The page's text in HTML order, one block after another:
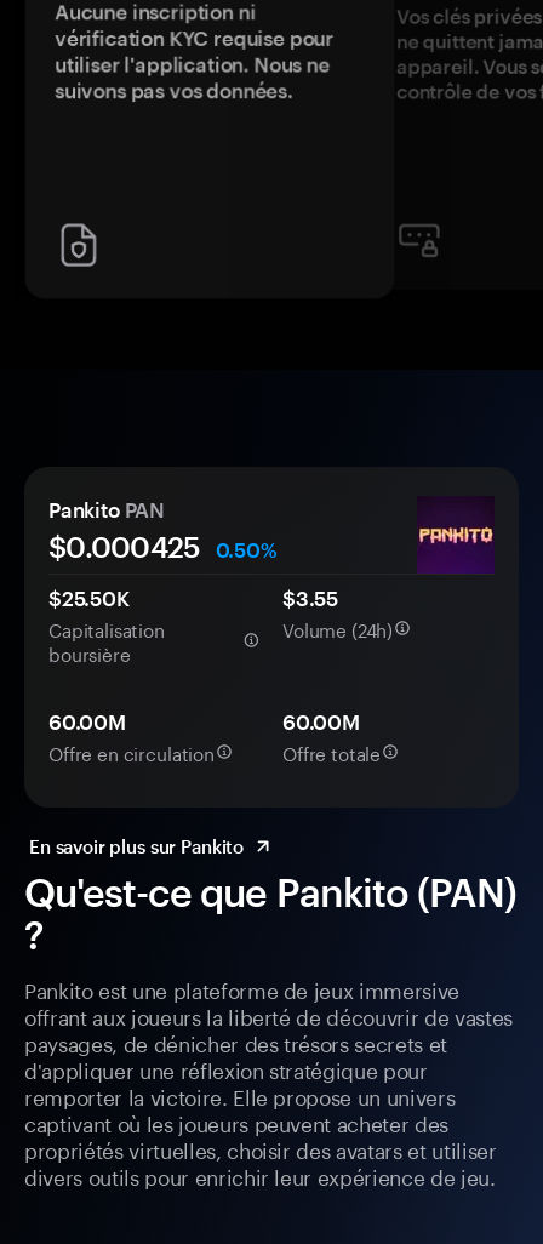
Aucune inscription ni
vérification KYC requise pour
utiliser l'application. Nous ne
suivons pas vos données.
Vos clés
ne quittent
appareil. Vous
contrôle de vos
Qu'est-ce que Pankito (PAN)
?
Pankito est une plateforme de jeux immersive
offrant aux joueurs la liberté de découvrir de vastes
paysages, de dénicher des trésors secrets et
d'appliquer une réflexion stratégique pour
remporter la victoire. Elle propose un univers
captivant où les joueurs peuvent acheter des
propriétés virtuelles, choisir des avatars et utiliser
divers outils pour enrichir leur expérience de jeu.
Pankito PAN
$0.000425
0.50%
$25.50K
Capitalisation
boursière
$3.55
Volume (24h)
60.00M
Offre en circulation
60.00M
Offre totale
En savoir plus sur Pankito